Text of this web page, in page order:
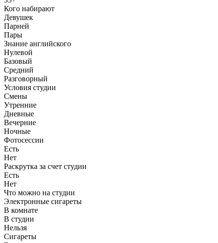
Кого набирают
Девушек
Парней
Пары
Знание английского
Нулевой
Базовый
Средний
Разговорный
Условия студии
Смены
Утренние
Дневные
Вечерние
Ночные
Фотосессии
Есть
Нет
Раскрутка за счет студии
Есть
Нет
Что можно на студии
Электронные сигареты
В комнате
В студии
Нельзя
Сигареты